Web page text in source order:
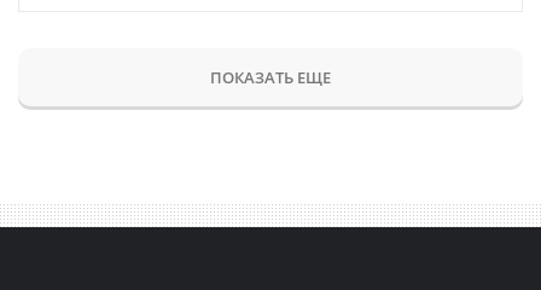
ПОКАЗАТЬ ЕЩЕ